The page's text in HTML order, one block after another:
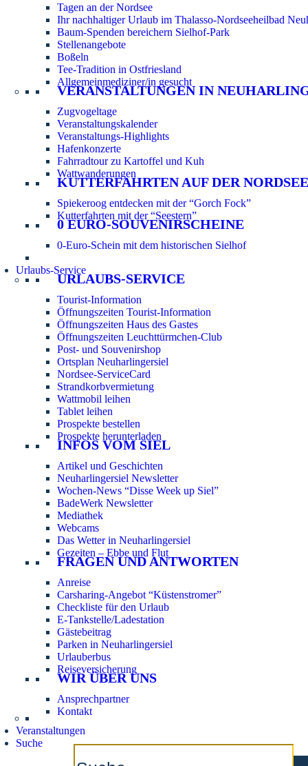
Tagen an der Nordsee
Ihr nachhaltiger Urlaub im Thalasso-Nordseeheilbad
Baum-Spenden bereichern Sielhof-Park
Stellenangebote
Boßeln
Tee-Tradition in Ostfriesland
Allgemeinmediziner/in gesucht
VERANSTALTUNGEN IN
Zugvogeltage
Veranstaltungskalender
Veranstaltungs-Highlights
Hafenkonzerte
Fahrradtour zu Kartoffel und Kuh
Wattwanderungen
KUTTERFAHRTEN AUF DER NORDSEE
Spiekeroog entdecken mit der “Gorch Fock”
Kutterfahrten mit der “Seestern”
0 EURO-SOUVENIRSCHEINE
0-Euro-Schein mit dem historischen Sielhof
Urlaubs-Service
URLAUBS-SERVICE
Tourist-Information
Öffnungszeiten Tourist-Information
Öffnungszeiten Haus des Gastes
Öffnungszeiten Leuchttürmchen-Club
Post- und Souvenirshop
Ortsplan Neuharlingersiel
Nordsee-ServiceCard
Strandkorbvermietung
Wattmobil leihen
Tablet leihen
Prospekte bestellen
Prospekte herunterladen
INFOS VOM SIEL
Artikel und Geschichten
Neuharlingersiel Newsletter
Wochen-News “Disse Week up Siel”
BadeWerk Newsletter
Mediathek
Webcams
Das Wetter in Neuharlingersiel
Gezeiten – Ebbe und Flut
FRAGEN UND ANTWORTEN
Anreise
Carsharing-Angebot “Küstenstromer”
Checkliste für den Urlaub
E-Tankstelle/Ladestation
Gästebeitrag
Parken in Neuharlingersiel
Urlauberbus
Reiseversicherung
WIR ÜBER UNS
Ansprechpartner
Kontakt
Veranstaltungen
Suche